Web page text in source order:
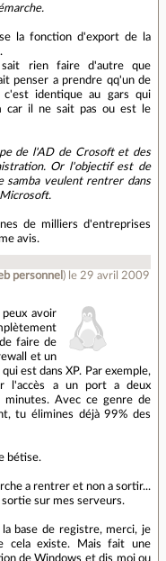
la fonction d'export de la
rien faire d'autre que
penser a prendre qq'un de
c'est identique au gars qui
car il ne sait pas ou est le
de l'AD de Crosoft et des
Or l'objectif est de
samba veulent rentrer dans
de milliers d'entreprises
avis.
personnel ) le 29 avril 2009
avoir
faire de
et un
est dans XP. Par exemple,
l'accès a un port a deux
minutes. Avec ce genre de
tu élimines déjà 99% des
bétise.
a rentrer et non a sortir...
sur mes serveurs.
base de registre, merci, je
cela existe. Mais fait une
de Windows et dis moi ou